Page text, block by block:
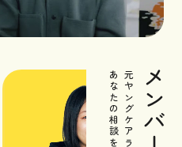
メンバー